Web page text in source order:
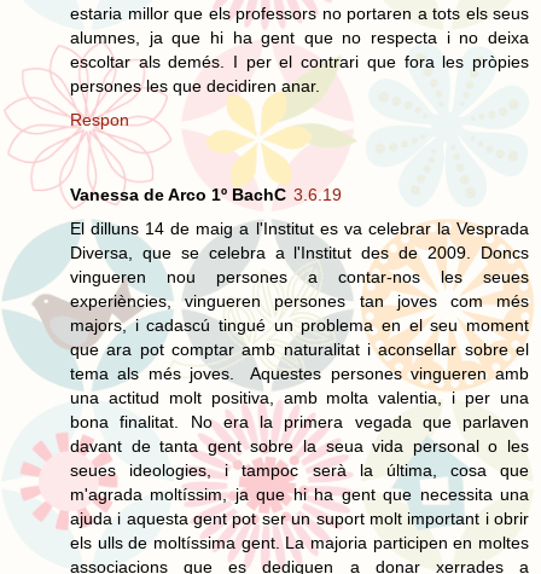
estaria millor que els professors no portaren a tots els seus
alumnes, ja que hi ha gent que no respecta i no deixa
escoltar als demés. I per el contrari que fora les pròpies
persones les que decidiren anar.
Respon
Vanessa de Arco 1º BachC 3.6.19
El dilluns 14 de maig a l'Institut es va celebrar la Vesprada
Diversa, que se celebra a l'Institut des de 2009. Doncs
vingueren nou persones a contar-nos les seues
experiències, vingueren persones tan joves com més
majors, i cadascú tingué un problema en el seu moment
que ara pot comptar amb naturalitat i aconsellar sobre el
tema als més joves. Aquestes persones vingueren amb
una actitud molt positiva, amb molta valentia, i per una
bona finalitat. No era la primera vegada que parlaven
davant de tanta gent sobre la seua vida personal o les
seues ideologies, i tampoc serà la última, cosa que
m'agrada moltíssim, ja que hi ha gent que necessita una
ajuda i aquesta gent pot ser un suport molt important i obrir
els ulls de moltíssima gent. La majoria participen en moltes
associacions que es dediquen a donar xerrades a